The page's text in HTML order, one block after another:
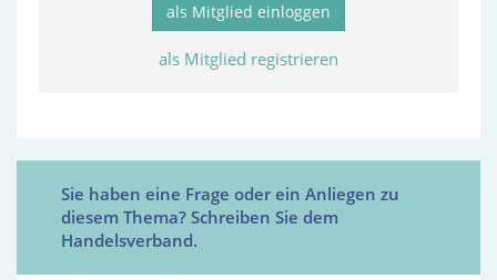
als Mitglied einloggen
als Mitglied registrieren
Sie haben eine Frage oder ein Anliegen zu
diesem Thema? Schreiben Sie dem
Handelsverband.